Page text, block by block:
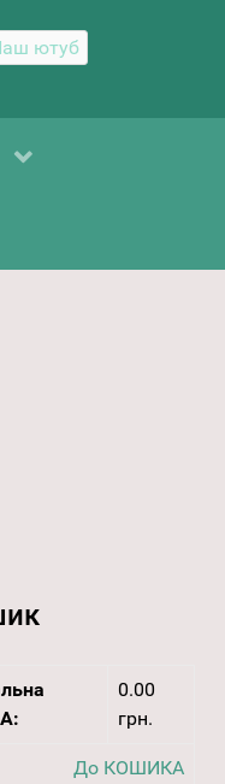
ютуб
0.00
грн.
До КОШИКА